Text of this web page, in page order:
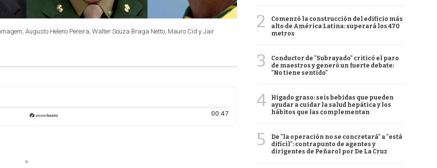
Augusto Heleno Pereira, Walter Souza Braga Netto, Mauro Cid y Jair
00:47Duración: 47 segundos
2
Comenzó la construcción del edificio más
alto de América Latina: superará los 470
metros
3
Conductor de "Subrayado" criticó el paro
de maestros y generó un fuerte debate:
"No tiene sentido"
4
Hígado graso: seis bebidas que pueden
ayudar a cuidar la salud hepática y los
hábitos que las complementan
5
De "la operación no se concretará" a "está
difícil": contrapunto de agentes y
dirigentes de Peñarol por De La Cruz